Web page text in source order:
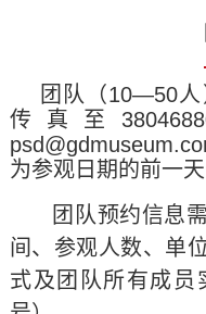
团队（10—50
传真至
为参观日期的前一天
团队预约信息需
间、参观人数、单
式及团队所有成员